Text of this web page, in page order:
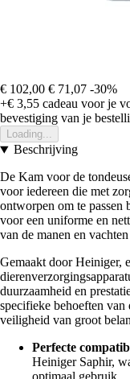
€ 102,00 € 71,07 -30%
+€ 3,55 cadeau voor je
bevestiging van je
Loading...
Beschrijving
De Kam voor de
voor iedereen die met
ontworpen om te passen
voor een uniforme en
van de manen en
Gemaakt door Heiniger,
duurzaamheid en
specifieke behoeften
veiligheid van groot
Perfecte
Heiniger Saphir,